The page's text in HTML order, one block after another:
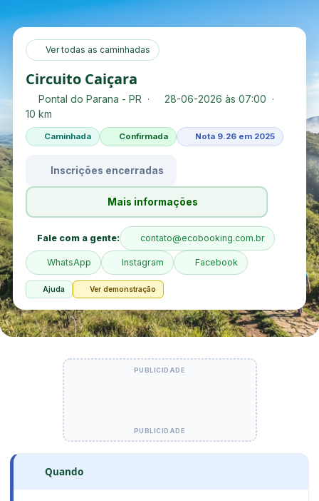
Ver todas as caminhadas
Circuito Caiçara
Pontal do Parana - PR ·
28-06-2026 às 07:00 ·
10 km
Caminhada Confirmada Nota 9.26 em 2025
Inscrições encerradas
Mais informações
Fale com a gente: contato@ecobooking.com.br
WhatsApp Instagram Facebook
Ajuda Ver demonstração
Quando